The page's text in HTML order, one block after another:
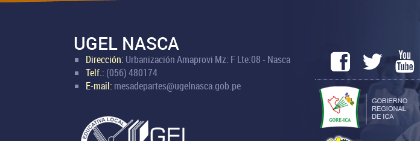
UGEL NASCA
Dirección: Urbanización Amaprovi Mz: F Lte:08 - Nasca
Telf.: (056) 480174
E-mail: mesadepartes@ugelnasca.gob.pe